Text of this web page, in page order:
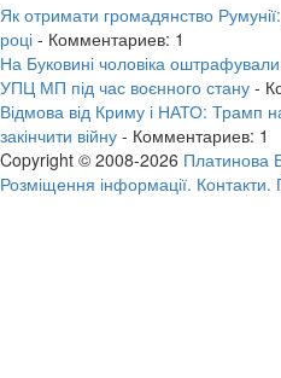
Як отримати громадянство
році - Комментариев: 1
На Буковині чоловіка
УПЦ МП під час воєнного стану -
Відмова від Криму і НАТО: Трамп
закінчити війну - Комментариев: 1
Copyright © 2008-2026 Платинова
Розміщення інформації. Контакти.